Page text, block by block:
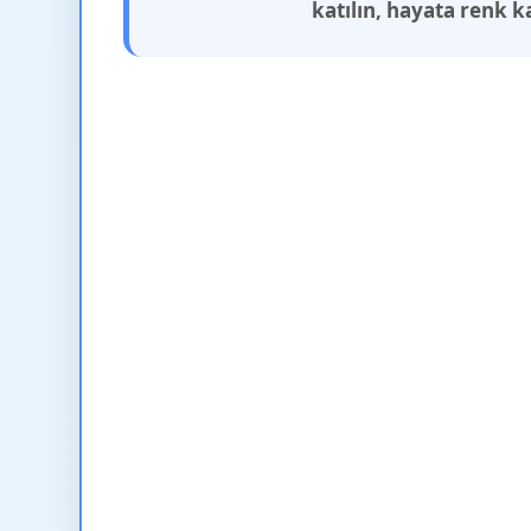
katılın, hayata renk